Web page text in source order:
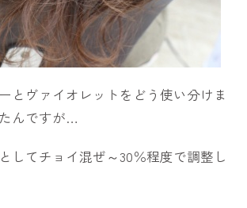
とヴァイオレットをどう使い分けま
んですが…
してチョイ混ぜ～30％程度で調整し